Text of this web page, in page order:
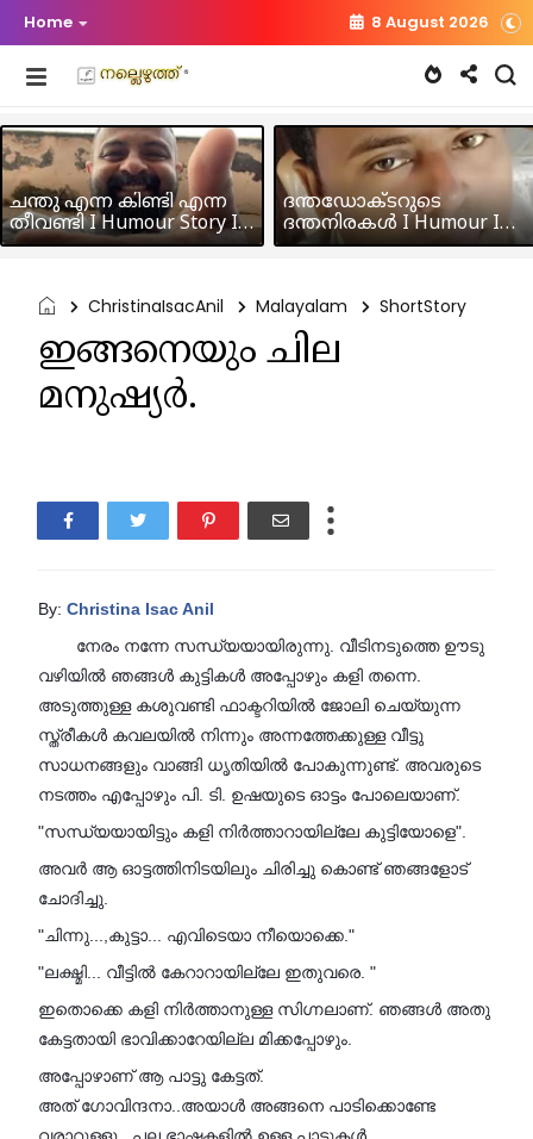
Home 8 August 2026
ചന്തു എന്ന കിണ്ടി എന്ന
തീവണ്ടി I Humour Story I
Rajeev Panicker
ദന്തഡോക്ടറുടെ
ദന്തനിരകൾ I Humour I
Hussain MK
ChristinaIsacAnil Malayalam ShortStory
ഇങ്ങനെയും ചില
മനുഷ്യർ.
By: Christina Isac Anil
നേരം നന്നേ സന്ധ്യയായിരുന്നു. വീടിനടുത്തെ ഊടു
വഴിയിൽ ഞങ്ങൾ കുട്ടികൾ അപ്പോഴും കളി തന്നെ.
അടുത്തുള്ള കശുവണ്ടി ഫാക്ടറിയിൽ ജോലി ചെയ്യുന്ന
സ്ത്രീകൾ കവലയിൽ നിന്നും അന്നത്തേക്കുള്ള വീട്ടു
സാധനങ്ങളും വാങ്ങി ധൃതിയിൽ പോകുന്നുണ്ട്. അവരുടെ
നടത്തം എപ്പോഴും പി. ടി. ഉഷയുടെ ഓട്ടം പോലെയാണ്.
"സന്ധ്യയായിട്ടും കളി നിർത്താറായില്ലേ കുട്ടിയോളെ".
അവർ ആ ഓട്ടത്തിനിടയിലും ചിരിച്ചു കൊണ്ട് ഞങ്ങളോട്
ചോദിച്ചു.
"ചിന്നു...,കുട്ടാ... എവിടെയാ നീയൊക്കെ."
"ലക്ഷ്മി... വീട്ടിൽ കേറാറായില്ലേ ഇതുവരെ. "
ഇതൊക്കെ കളി നിർത്താനുള്ള സിഗ്നലാണ്‌. ഞങ്ങൾ അതു
കേട്ടതായി ഭാവിക്കാറേയില്ല മിക്കപ്പോഴും.
അപ്പോഴാണ് ആ പാട്ടു കേട്ടത്.
അത് ഗോവിന്ദനാ..അയാൾ അങ്ങനെ പാടിക്കൊണ്ടേ